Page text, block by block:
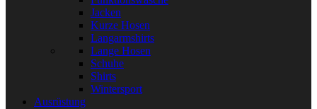
Jacken
Kurze Hosen
Langarmshirts
Lange Hosen
Schuhe
Shirts
Wintersport
Ausrüstung